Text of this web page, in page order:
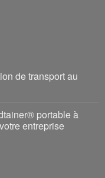
de transport au
portable à
entreprise